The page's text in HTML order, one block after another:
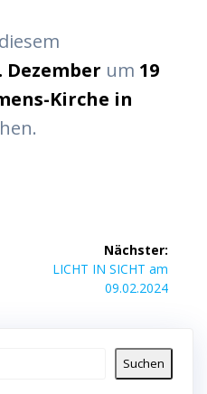
Dezember um 19
Kirche in
Nächster:
Nächster
LICHT IN SICHT am
09.02.2024
Suchen